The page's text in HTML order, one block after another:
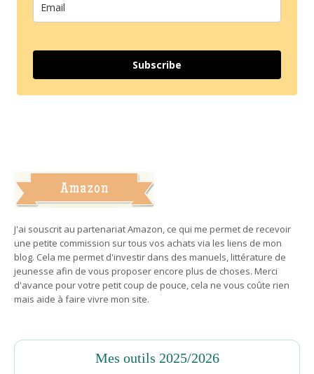
Subscribe
J'ai souscrit au partenariat Amazon, ce qui me permet de recevoir
une petite commission sur tous vos achats via les liens de mon
blog. Cela me permet d'investir dans des manuels, littérature de
jeunesse afin de vous proposer encore plus de choses. Merci
d'avance pour votre petit coup de pouce, cela ne vous coûte rien
mais aide à faire vivre mon site.
Mes outils 2025/2026